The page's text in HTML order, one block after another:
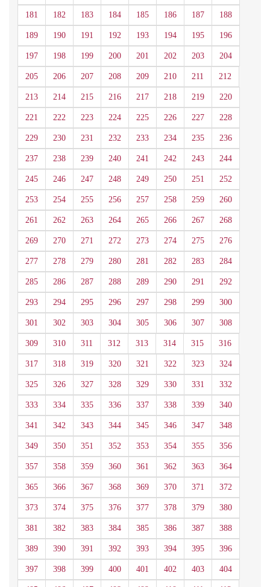
181 182 183 184 185 186 187 188
189 190 191 192 193 194 195 196
197 198 199 200 201 202 203 204
205 206 207 208 209 210 211 212
213 214 215 216 217 218 219 220
221 222 223 224 225 226 227 228
229 230 231 232 233 234 235 236
237 238 239 240 241 242 243 244
245 246 247 248 249 250 251 252
253 254 255 256 257 258 259 260
261 262 263 264 265 266 267 268
269 270 271 272 273 274 275 276
277 278 279 280 281 282 283 284
285 286 287 288 289 290 291 292
293 294 295 296 297 298 299 300
301 302 303 304 305 306 307 308
309 310 311 312 313 314 315 316
317 318 319 320 321 322 323 324
325 326 327 328 329 330 331 332
333 334 335 336 337 338 339 340
341 342 343 344 345 346 347 348
349 350 351 352 353 354 355 356
357 358 359 360 361 362 363 364
365 366 367 368 369 370 371 372
373 374 375 376 377 378 379 380
381 382 383 384 385 386 387 388
389 390 391 392 393 394 395 396
397 398 399 400 401 402 403 404